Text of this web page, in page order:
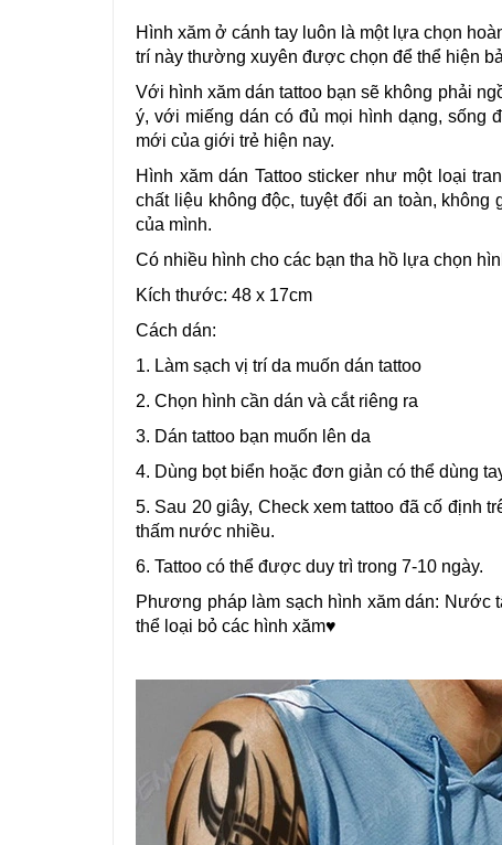
Hình xăm ở cánh tay luôn là một lựa chọn
trí này thường xuyên được chọn để thể hiện
Với hình xăm dán tattoo bạn sẽ không phải
ý, với miếng dán có đủ mọi hình dạng, sống
mới của giới trẻ hiện nay.
Hình xăm dán Tattoo sticker như một loại
chất liệu không độc, tuyệt đối an toàn,
của mình.
Có nhiều hình cho các bạn tha hồ lựa chọn
Kích thước: 48 x 17cm
Cách dán:
1. Làm sạch vị trí da muốn dán tattoo
2. Chọn hình cần dán và cắt riêng ra
3. Dán tattoo bạn muốn lên da
4. Dùng bọt biển hoặc đơn giản có thể dùng
5. Sau 20 giây, Check xem tattoo đã cố định
thấm nước nhiều.
6. Tattoo có thể được duy trì trong 7-10 ngày.
Phương pháp làm sạch hình xăm dán: Nước
thể loại bỏ các hình xăm♥